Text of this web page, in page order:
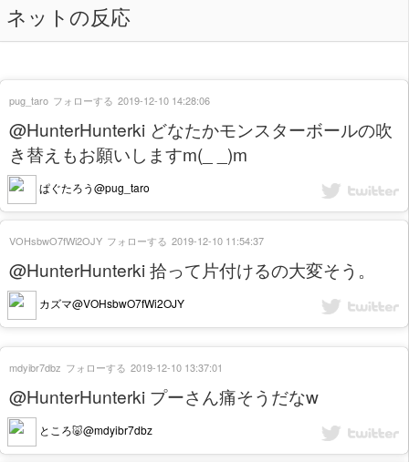
ネットの反応
@HunterHunterki どなたかモンスターボールの吹
き替えもお願いしますm(_ _)m
ぱぐたろう@pug_taro
pug_taro フォローする 2019-12-10 14:28:06
@HunterHunterki 拾って片付けるの大変そう。
カズマ@VOHsbwO7fWi2OJY
VOHsbwO7fWi2OJY フォローする 2019-12-10 11:54:37
@HunterHunterki プーさん痛そうだなw
ところ🐷@mdyibr7dbz
mdyibr7dbz フォローする 2019-12-10 13:37:01